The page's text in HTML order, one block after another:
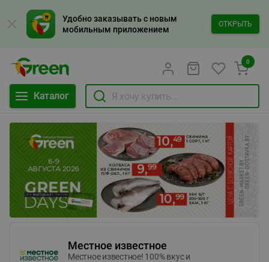
Удобно заказывать с новым
мобильным приложением
ОТКРЫТЬ
Каталог
0
Местное известное
Местное известное! 100% вкус и